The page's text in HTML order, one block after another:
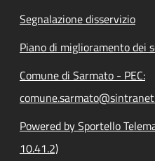
Segnalazione disservizio
Piano di miglioramento dei
Comune di Sarmato - PEC:
Powered by Sportello
10.41.2)